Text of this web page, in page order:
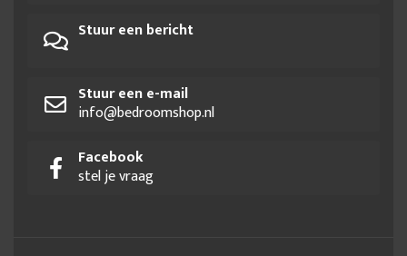
Stuur een bericht
Stuur een e-mail
info@bedroomshop.nl
Facebook
stel je vraag